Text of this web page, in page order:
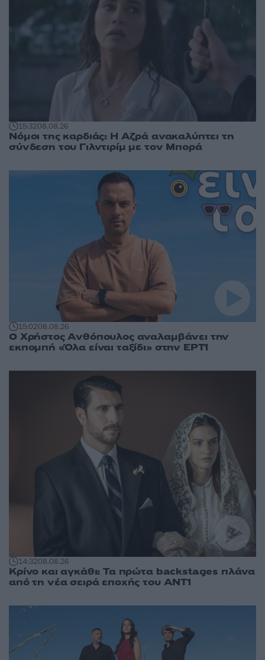
15:3208.08.26
Νόμοι της καρδιάς: Η Αζρά ανακαλύπτει τη
σύνδεση του Γιλντιρίμ με τον Μπορά
15:0208.08.26
Ο Χρήστος Ανθόπουλος αναλαμβάνει την
εκπομπή «Όλα είναι ταξίδι» στην ΕΡΤ1
14:3208.08.26
Κρίνο και αγκάθι: Τα πρώτα backstages πλάνα
από τη νέα σειρά εποχής του ΑΝΤ1